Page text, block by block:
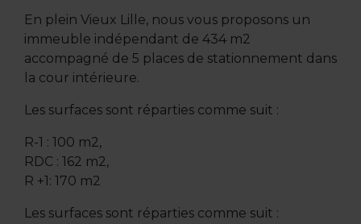
En plein Vieux Lille, nous vous proposons un
immeuble indépendant de 434 m2
accompagné de 5 places de stationnement dans
la cour intérieure.
Les surfaces sont réparties comme suit :
R-1 : 100 m2,
RDC : 162 m2,
R +1: 170 m2
Les surfaces sont réparties comme suit :